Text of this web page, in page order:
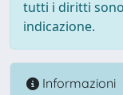
tutti i diritti
indicazione.
Informazioni